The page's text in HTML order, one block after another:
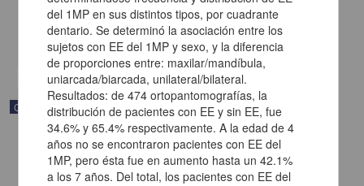
[sin fecha]
Multidisciplina
Correspondencia postal
del 1MP en sus distintos tipos, por cuadrante
dentario. Se determinó la asociación entre los
sujetos con EE del 1MP y sexo, y la diferencia
de proporciones entre: maxilar/mandíbula,
uniarcada/biarcada, unilateral/bilateral.
Resultados: de 474 ortopantomografías, la
distribución de pacientes con EE y sin EE, fue
34.6% y 65.4% respectivamente. A la edad de 4
años no se encontraron pacientes con EE del
1MP, pero ésta fue en aumento hasta un 42.1%
a los 7 años. Del total, los pacientes con EE del